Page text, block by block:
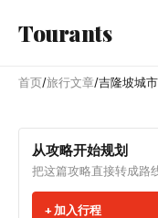
Tourants
首页/旅行文章/吉隆坡城
从攻略开始规划
把这篇攻略直接转成路
加入行程